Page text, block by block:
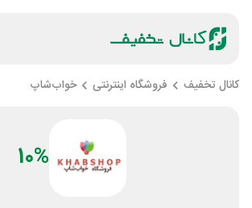
کانال تخفیف فروشگاه اینترنتی خواب‌شاپ
10%